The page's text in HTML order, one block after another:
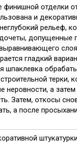
финишной отделки
и
рельеф,
допущенные
слоя
гладкий
шпаклевка
терки,
неровности, а затем
Затем, откосы
а после